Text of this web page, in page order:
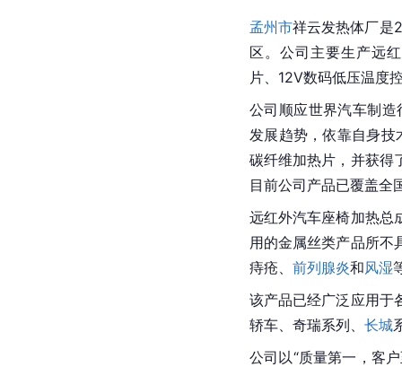
孟州市祥云发热体厂是
区。公司主要生产远
片、12V数码低压温度
公司顺应世界汽车制造
发展趋势，依靠自身
碳纤维加热片，并获得
目前公司产品已覆盖全
远红外汽车座椅加热总
用的金属丝类产品所不
痔疮、 前列腺炎和风湿
该产品已经广泛应用于
轿车、奇瑞系列、 长城
公司以“质量第一，客